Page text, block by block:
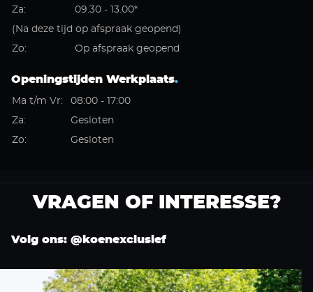
Za:
09.30 - 13.00*
(Na deze tijd op afspraak geopend)
Zo:
Op afspraak geopend
Openingstijden Werkplaats.
Ma t/m Vr:
08:00 - 17:00
Za:
Gesloten
Zo:
Gesloten
VRAGEN OF INTERESSE?
Volg ons: @koenexclusief